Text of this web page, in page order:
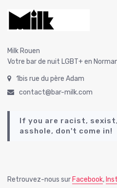
Milk Rouen
Votre bar de nuit LGBT+ en
1bis rue du père Adam
contact@bar-milk.com
If you are racist,
asshole, don't come in!
Retrouvez-nous sur Facebook,